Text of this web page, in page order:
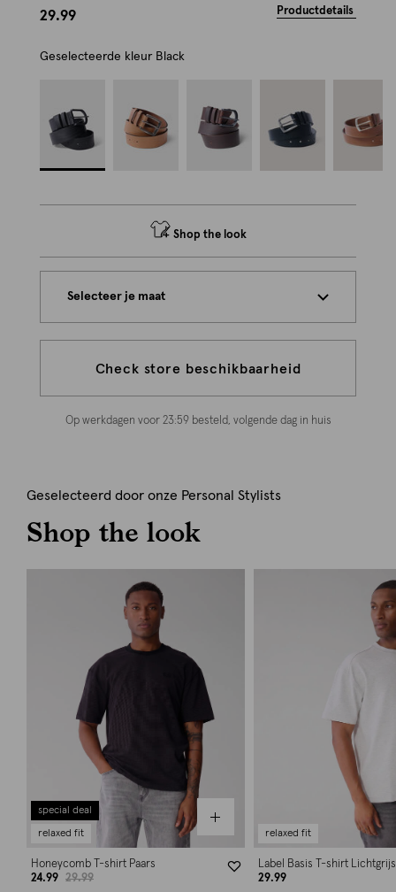
29.99 Productdetails
Geselecteerde kleur Black
Shop the look
Selecteer je maat
Check store beschikbaarheid
Op werkdagen voor 23:59 besteld, volgende dag in huis
Geselecteerd door onze Personal Stylists
Shop the look
special deal
relaxed fit
Honeycomb T-shirt Paars
24.99
29.99
relaxed fit
Label Basis T-shirt Lichtgrijs
29.99